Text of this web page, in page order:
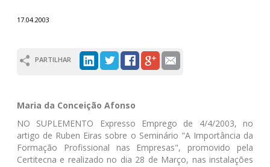
17.04.2003
PARTILHAR
Maria da Conceição Afonso
NO SUPLEMENTO Expresso Emprego de 4/4/2003, no
artigo de Ruben Eiras sobre o Seminário "A Importância da
Formação Profissional nas Empresas", promovido pela
Certitecna e realizado no dia 28 de Março, nas instalações